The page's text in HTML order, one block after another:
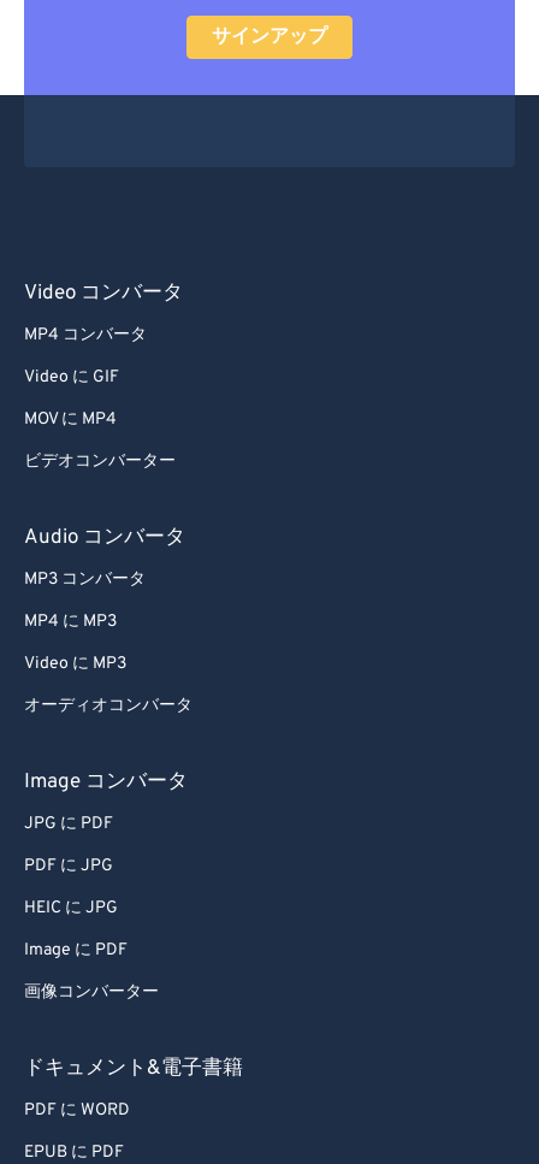
サインアップ
Video コンバータ
MP4 コンバータ
Video に GIF
MOV に MP4
ビデオコンバーター
Audio コンバータ
MP3 コンバータ
MP4 に MP3
Video に MP3
オーディオコンバータ
Image コンバータ
JPG に PDF
PDF に JPG
HEIC に JPG
Image に PDF
画像コンバーター
ドキュメント&電子書籍
PDF に WORD
EPUB に PDF